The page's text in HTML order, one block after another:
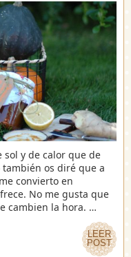
sol y de calor que de
también os diré que a
convierto en
No me gusta que
cambien la hora. …
LEER
POST
LEER
POST